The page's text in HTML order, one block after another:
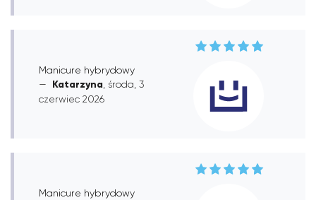
Manicure hybrydowy
Katarzyna , środa, 3
czerwiec 2026
Manicure hybrydowy